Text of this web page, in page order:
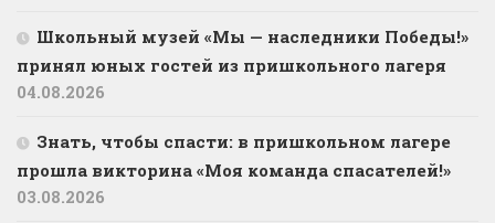
Школьный музей «Мы — наследники Победы!»
принял юных гостей из пришкольного лагеря
04.08.2026
Знать, чтобы спасти: в пришкольном лагере
прошла викторина «Моя команда спасателей!»
03.08.2026